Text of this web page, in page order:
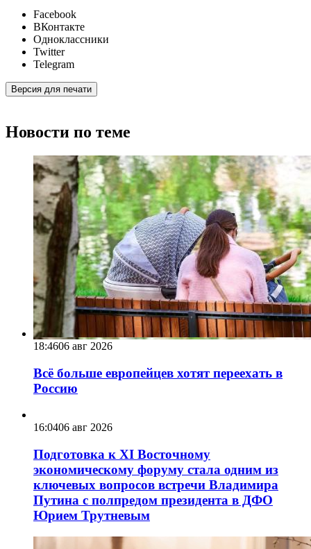
Facebook
ВКонтакте
Одноклассники
Twitter
Telegram
Версия для печати
Новости по теме
18:4606 авг 2026
Всё больше европейцев хотят переехать в
Россию
16:0406 авг 2026
Подготовка к XI Восточному
экономическому форуму стала одним из
ключевых вопросов встречи Владимира
Путина с полпредом президента в ДФО
Юрием Трутневым